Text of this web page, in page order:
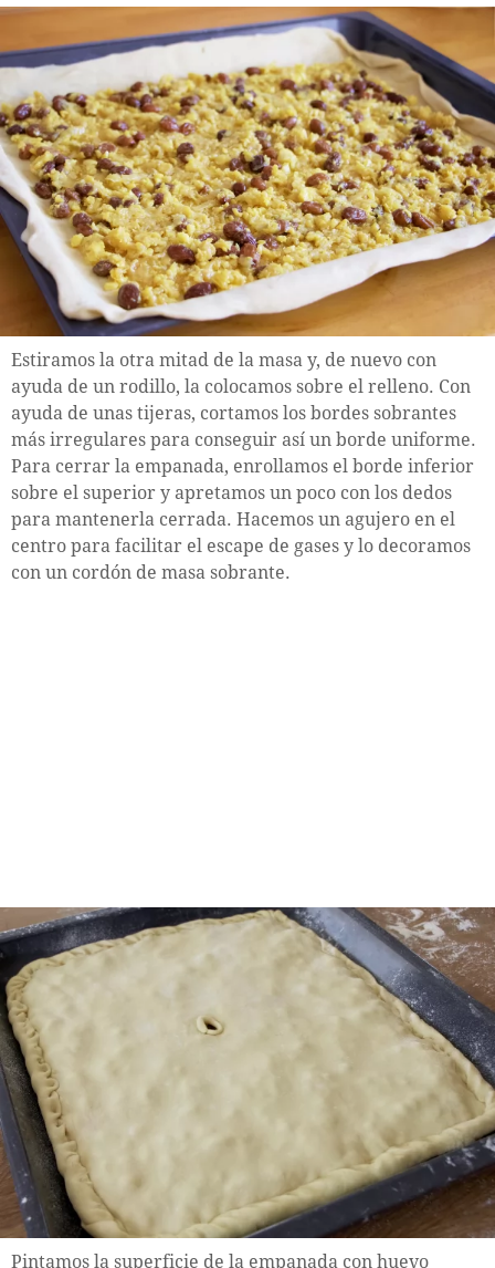
Estiramos la otra mitad de la masa y, de nuevo con
ayuda de un rodillo, la colocamos sobre el relleno. Con
ayuda de unas tijeras, cortamos los bordes sobrantes
más irregulares para conseguir así un borde uniforme.
Para cerrar la empanada, enrollamos el borde inferior
sobre el superior y apretamos un poco con los dedos
para mantenerla cerrada. Hacemos un agujero en el
centro para facilitar el escape de gases y lo decoramos
con un cordón de masa sobrante.
Pintamos la superficie de la empanada con huevo